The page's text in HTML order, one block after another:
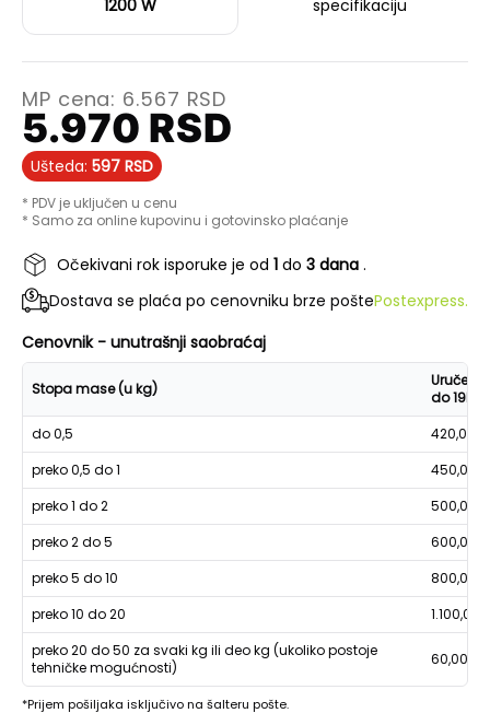
1200 W
specifikaciju
MP cena: 6.567 RSD
5.970 RSD
Ušteda: 597 RSD
* PDV je uključen u cenu
* Samo za online kupovinu i gotovinsko plaćanje
Očekivani rok isporuke je od 1 do 3 dana .
Dostava se plaća po cenovniku brze poštePostexpress.
Cenovnik - unutrašnji saobraćaj
Stopa mase (u kg)
Uručenje
do 19h
do 0,5
420,00
preko 0,5 do 1
450,00
preko 1 do 2
500,00
preko 2 do 5
600,00
preko 5 do 10
800,00
preko 10 do 20
1.100,00
preko 20 do 50 za svaki kg ili deo kg (ukoliko postoje
tehničke mogućnosti)
60,00
*Prijem pošiljaka isključivo na šalteru pošte.